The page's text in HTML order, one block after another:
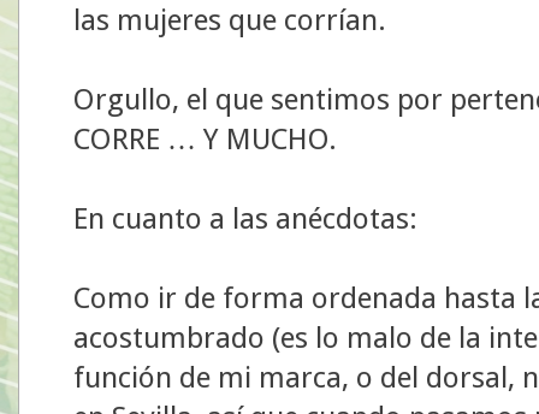
las mujeres que corrían.
Orgullo, el que sentimos por
CORRE … Y MUCHO.
En cuanto a las anécdotas:
Como ir de forma ordenada hasta
acostumbrado (es lo malo de la
función de mi marca, o del dorsal,